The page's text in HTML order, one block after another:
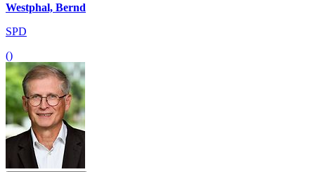
Westphal, Bernd
SPD
()